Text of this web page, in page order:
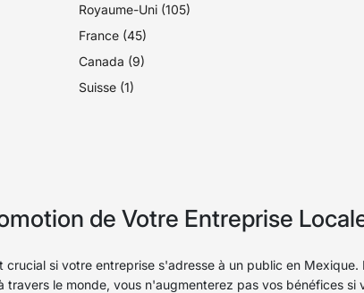
Royaume-Uni (105)
France (45)
Canada (9)
Suisse (1)
de Votre Entreprise
si votre entreprise s'adresse à un public en
travers le monde, vous n'augmenterez pas vos bénéfices